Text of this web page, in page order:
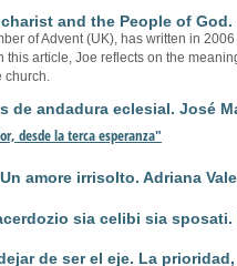
and the People of
of Advent (UK), has written in
this article, Joe reflects on the
church.
de andadura eclesial. José
desde la terca esperanza"
amore irrisolto. Adriana
sia celibi sia sposati.
de ser el eje. La